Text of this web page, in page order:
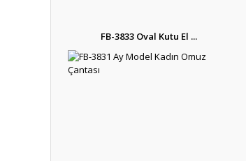
FB-3833 Oval Kutu El ...